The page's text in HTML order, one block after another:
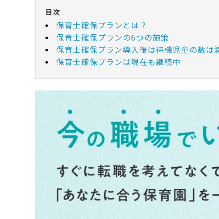
目次
保育士確保プランとは？
保育士確保プランの6つの施策
保育士確保プラン導入後は待機児童の数は
保育士確保プランは現在も継続中